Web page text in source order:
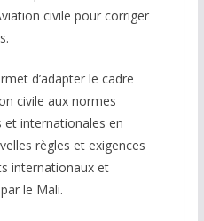
civile pour corriger
d’adapter le cadre
civile aux normes
et internationales en
règles et exigences
internationaux et
le Mali.